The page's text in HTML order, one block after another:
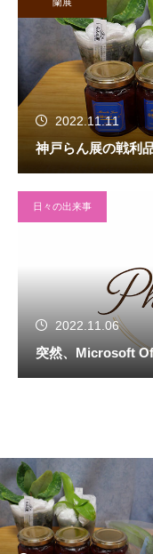
2022.11.11
神戸らん展の戦利
日々の出来事
2022.11.06
突然、Microsoft